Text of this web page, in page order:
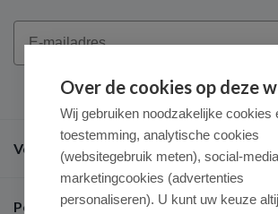
Email
Veel gestelde vragen
Populaire merken
Over de cookies op deze
Wij gebruiken noodzakelijke cookies
toestemming, analytische cookies
(websitegebruik meten), social-
marketingcookies (advertenties
personaliseren). U kunt uw keuze